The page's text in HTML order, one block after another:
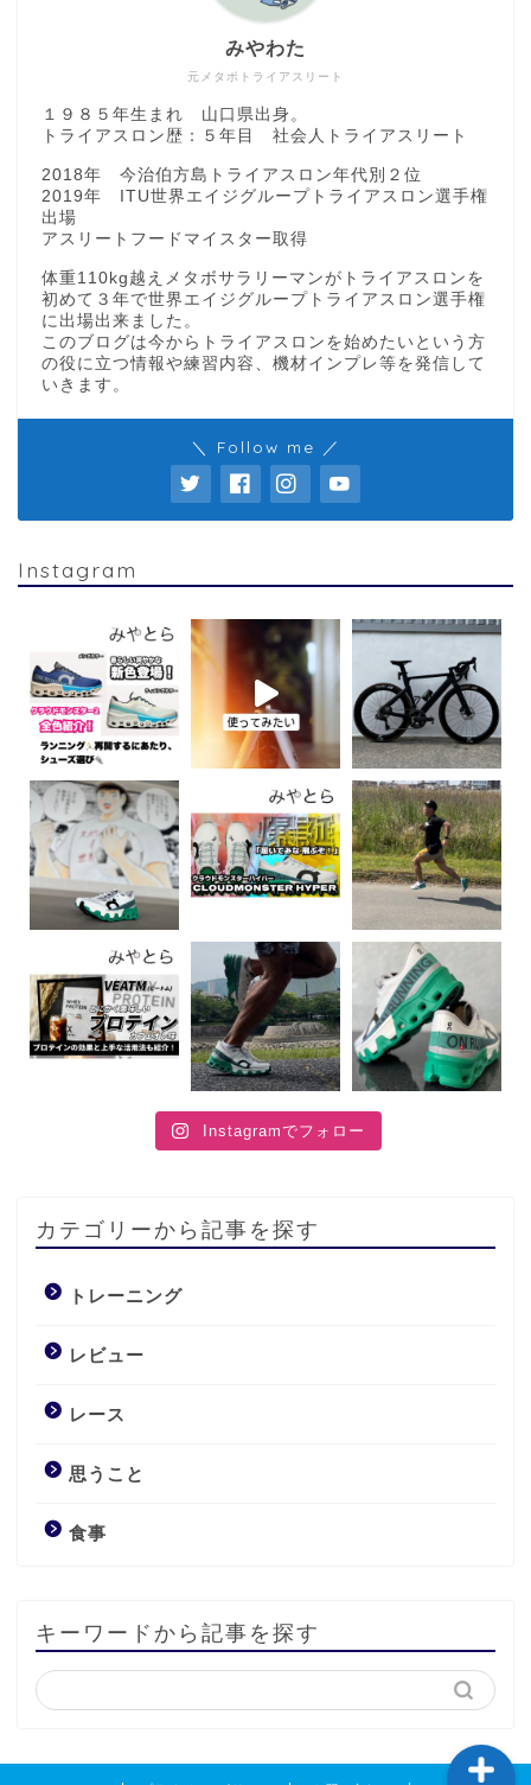
元メタボトライアスリート
みやわた
１９８５年生まれ 山口県出身。
トライアスロン歴：５年目 社会人トライアスリート
2018年 今治伯方島トライアスロン年代別２位
2019年 ITU世界エイジグループトライアスロン選手権
出場
アスリートフードマイスター取得
体重110kg越えメタボサラリーマンがトライアスロンを
初めて３年で世界エイジグループトライアスロン選手権
に出場出来ました。
このブログは今からトライアスロンを始めたいという方
の役に立つ情報や練習内容、機材インプレ等を発信して
いきます。
＼ Follow me ／
Instagram
Instagramでフォロー
カテゴリーから記事を探す
トレーニング
レビュー
レース
思うこと
食事
キーワードから記事を探す